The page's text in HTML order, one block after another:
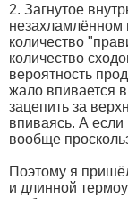
2. Загнутое
незахламлённом
количество
количество
вероятность
жало впивается
зацепить за
впиваясь. А если
вообще
Поэтому я
и длинной